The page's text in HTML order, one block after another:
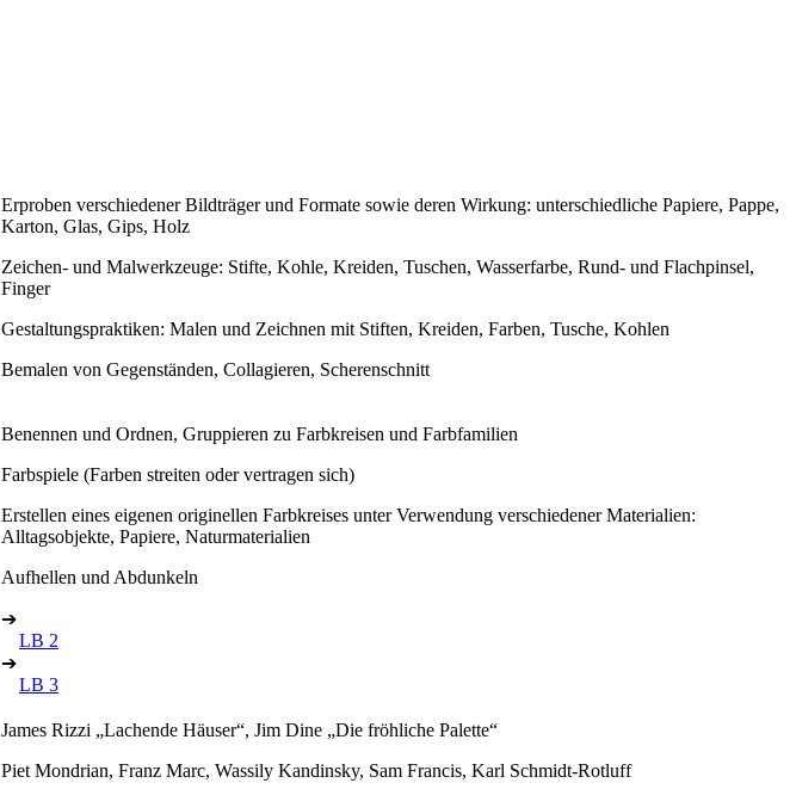
Erproben verschiedener Bildträger und Formate sowie deren Wirkung: unterschiedliche Papiere, Pappe,
Karton, Glas, Gips, Holz
Zeichen- und Malwerkzeuge: Stifte, Kohle, Kreiden, Tuschen, Wasserfarbe, Rund- und Flachpinsel,
Finger
Gestaltungspraktiken: Malen und Zeichnen mit Stiften, Kreiden, Farben, Tusche, Kohlen
Bemalen von Gegenständen, Collagieren, Scherenschnitt
Benennen und Ordnen, Gruppieren zu Farbkreisen und Farbfamilien
Farbspiele (Farben streiten oder vertragen sich)
Erstellen eines eigenen originellen Farbkreises unter Verwendung verschiedener Materialien:
Alltagsobjekte, Papiere, Naturmaterialien
Aufhellen und Abdunkeln
➔
LB 2
➔
LB 3
James Rizzi „Lachende Häuser“, Jim Dine „Die fröhliche Palette“
Piet Mondrian, Franz Marc, Wassily Kandinsky, Sam Francis, Karl Schmidt-Rotluff